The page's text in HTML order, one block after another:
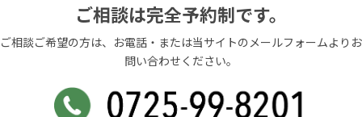
ご相談は完全予約制です。
ご相談ご希望の方は、お電話・または当サイトのメールフォームよりお
問い合わせください。